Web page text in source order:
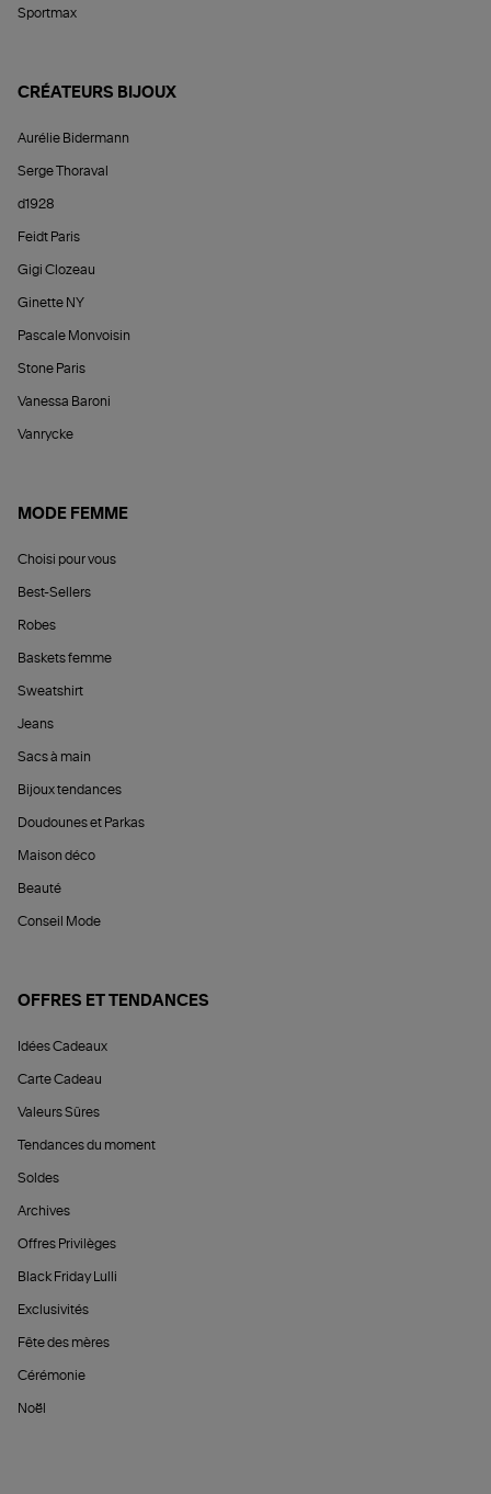
Sportmax
CRÉATEURS BIJOUX
Aurélie Bidermann
Serge Thoraval
d1928
Feidt Paris
Gigi Clozeau
Ginette NY
Pascale Monvoisin
Stone Paris
Vanessa Baroni
Vanrycke
MODE FEMME
Choisi pour vous
Best-Sellers
Robes
Baskets femme
Sweatshirt
Jeans
Sacs à main
Bijoux tendances
Doudounes et Parkas
Maison déco
Beauté
Conseil Mode
OFFRES ET TENDANCES
Idées Cadeaux
Carte Cadeau
Valeurs Sûres
Tendances du moment
Soldes
Archives
Offres Privilèges
Black Friday Lulli
Exclusivités
Fête des mères
Cérémonie
Noël